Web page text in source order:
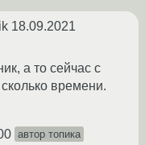
18.09.2021
а то сейчас с
времени.
автор топика